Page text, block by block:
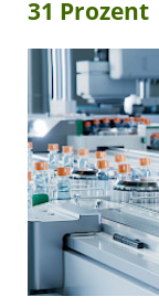
31 Prozent